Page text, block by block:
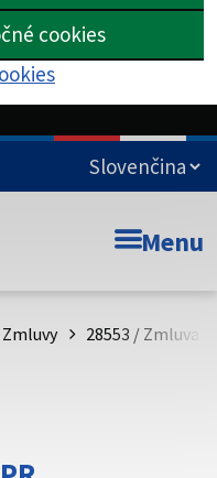
cookies
zdieľate informácie iba
Zabezpečená stránka
webového sídla.
Menu
Zmluvy 28553 / Zmluva